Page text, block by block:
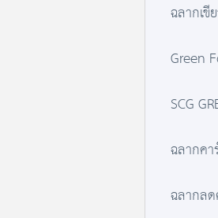
ฉลากเขี
Green
SCG
ฉลากค
ฉลากล